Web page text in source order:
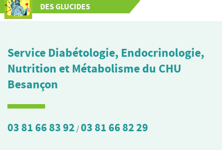
DES GLUCIDES
Service Diabétologie, Endocrinologie,
Nutrition et Métabolisme du CHU
Besançon
03 81 66 83 92 /03 81 66 82 29